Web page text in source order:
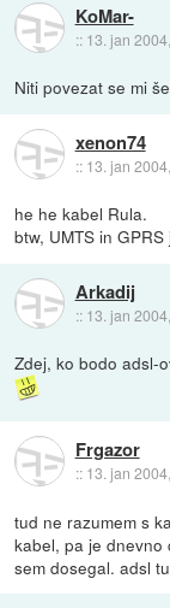
KoMar-
:: 13. jan
Niti povezat se mi
xenon74
:: 13. jan
he he kabel Rula.
btw, UMTS in
Arkadij
:: 13. jan
Zdej, ko bodo adsl-
Frgazor
:: 13. jan
tud ne razumem s
kabel, pa je dnevno
sem dosegal. adsl